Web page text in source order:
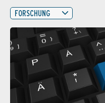
FORSCHUNG